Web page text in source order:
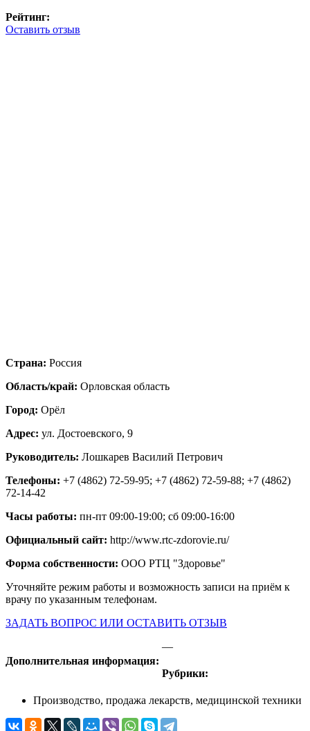
Рейтинг:
Оставить отзыв
Страна: Россия
Область/край: Орловская область
Город: Орёл
Адрес: ул. Достоевского, 9
Руководитель: Лошкарев Василий Петрович
Телефоны: +7 (4862) 72-59-95; +7 (4862) 72-59-88; +7 (4862)
72-14-42
Часы работы: пн-пт 09:00-19:00; сб 09:00-16:00
Официальный сайт: http://www.rtc-zdorovie.ru/
Форма собственности: ООО РТЦ "Здоровье"
Уточняйте режим работы и возможность записи на приём к
врачу по указанным телефонам.
ЗАДАТЬ ВОПРОС ИЛИ ОСТАВИТЬ ОТЗЫВ
Дополнительная информация:
—
Рубрики:
Производство, продажа лекарств, медицинской техники